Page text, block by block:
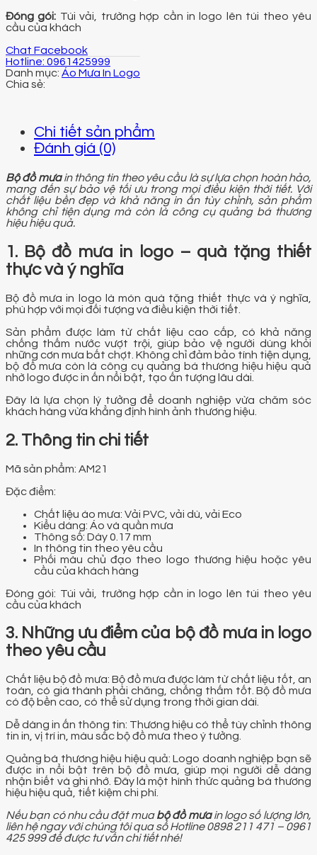
Đóng gói: Túi vải, trường hợp cần in logo lên túi theo yêu
cầu của khách
Chat Facebook
Hotline: 0961425999
Danh mục: Áo Mưa In Logo
Chi tiết sản phẩm
Đánh giá (0)
Bộ đồ mưain thông tin theo yêu cầu là sự lựa chọn hoàn hảo,
mang đến sự bảo vệ tối ưu trong mọi điều kiện thời tiết. Với
chất liệu bền đẹp và khả năng in ấn tùy chỉnh, sản phẩm
không chỉ tiện dụng mà còn là công cụ quảng bá thương
hiệu hiệu quả.
1. Bộ đồ mưa in logo – quà tặng thiết
thực và ý nghĩa
Bộ đồ mưa in logo là món quà tặng thiết thực và ý nghĩa,
phù hợp với mọi đối tượng và điều kiện thời tiết.
Sản phẩm được làm từ chất liệu cao cấp, có khả năng
chống thấm nước vượt trội, giúp bảo vệ người dùng khỏi
những cơn mưa bất chợt. Không chỉ đảm bảo tính tiện dụng,
bộ đồ mưa còn là công cụ quảng bá thương hiệu hiệu quả
nhờ logo được in ấn nổi bật, tạo ấn tượng lâu dài.
Đây là lựa chọn lý tưởng để doanh nghiệp vừa chăm sóc
khách hàng vừa khẳng định hình ảnh thương hiệu.
2. Thông tin chi tiết
Mã sản phẩm: AM21
Đặc điểm:
Chất liệu áo mưa: Vải PVC, vải dù, vải Eco
Kiểu dáng: Áo và quần mưa
Thông số: Dày 0.17 mm
In thông tin theo yêu cầu
Phối màu chủ đạo theo logo thương hiệu hoặc yêu
cầu của khách hàng
Đóng gói: Túi vải, trường hợp cần in logo lên túi theo yêu
cầu của khách
3. Những ưu điểm của bộ đồ mưa in logo
theo yêu cầu
Chất liệu bộ đồ mưa: Bộ đồ mưa được làm từ chất liệu tốt, an
toàn, có giá thành phải chăng, chống thấm tốt. Bộ đồ mưa
có độ bền cao, có thể sử dụng trong thời gian dài.
Dễ dàng in ấn thông tin: Thương hiệu có thể tùy chỉnh thông
tin in, vị trí in, màu sắc bộ đồ mưa theo ý tưởng.
Quảng bá thương hiệu hiệu quả: Logo doanh nghiệp bạn sẽ
được in nổi bật trên bộ đồ mưa, giúp mọi người dễ dàng
nhận biết và ghi nhớ. Đây là một hình thức quảng bá thương
hiệu hiệu quả, tiết kiệm chi phí.
Nếu bạn có nhu cầu đặt muabộ đồ mưain logo số lượng lớn,
liên hệ ngay với chúng tôi qua số Hotline 0898 211 471 – 0961
425 999 để được tư vấn chi tiết nhé!